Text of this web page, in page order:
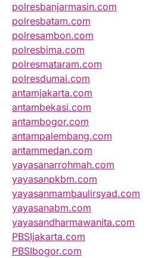
polresbanjarmasin.com
polresbatam.com
polresambon.com
polresbima.com
polresmataram.com
polresdumai.com
antamjakarta.com
antambekasi.com
antambogor.com
antampalembang.com
antammedan.com
yayasanarrohmah.com
yayasanpkbm.com
yayasanmambaulirsyad.com
yayasanabm.com
yayasandharmawanita.com
PBSIjakarta.com
PBSIbogor.com